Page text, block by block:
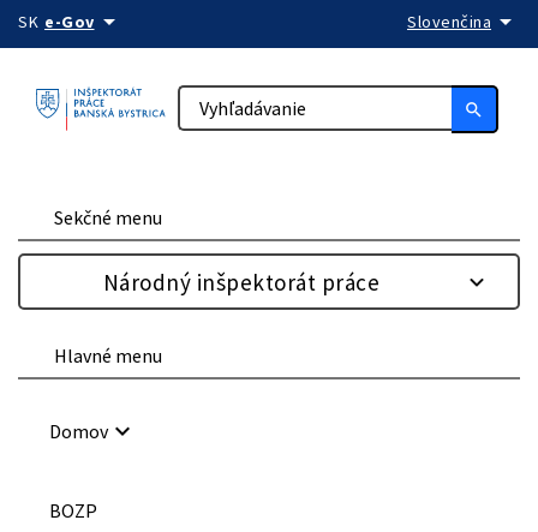
Preskočiť na obsah
SK e-Govarrow_drop_down Slovenčina arrow_drop_down
search
Sekčné menu
Národný inšpektorát práce
Hlavné menu
Domovkeyboard_arrow_down
BOZP